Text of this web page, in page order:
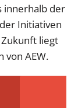
innerhalb der
Initiativen
liegt
von AEW.